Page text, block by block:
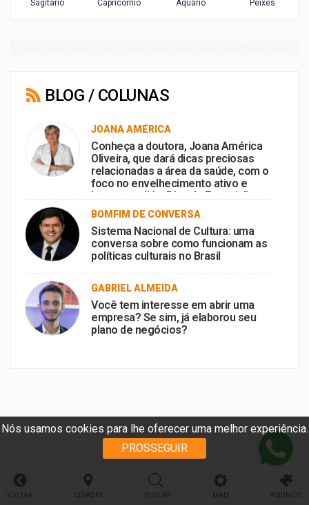
Nós usamos cookies para lhe oferecer uma melhor experiência.
PROSSEGUIR
BLOG / COLUNAS
JOANA AMÉRICA
Conheça a doutora, Joana América
Oliveira, que dará dicas preciosas
relacionadas a área da saúde, com o
foco no envelhecimento ativo e
bem-sucedido, Dica de Especialista
no portal BomFm.
BOMFIM DE CONVERSA
Sistema Nacional de Cultura: uma
conversa sobre como funcionam as
políticas culturais no Brasil
GABRIEL ALMEIDA
Você tem interesse em abrir uma
empresa? Se sim, já elaborou seu
plano de negócios?
VOLTAR CIDADES BUSCAR MAIS ANUNCIE